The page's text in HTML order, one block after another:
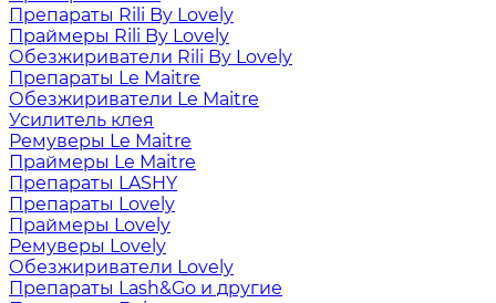
Препараты Rili By Lovely
Праймеры Rili By Lovely
Обезжириватели Rili By Lovely
Препараты Le Maitre
Обезжириватели Le Maitre
Усилитель клея
Ремуверы Le Maitre
Праймеры Le Maitre
Препараты LASHY
Препараты Lovely
Праймеры Lovely
Ремуверы Lovely
Обезжириватели Lovely
Препараты Lash&Go и другие